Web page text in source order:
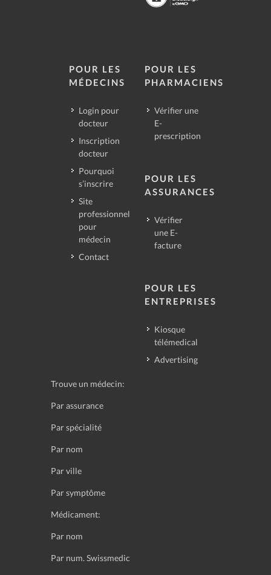
POUR LES
MÉDECINS
Login pour
docteur
Inscription
docteur
Pourquoi
s’inscrire
Site
professionnel
pour
médecin
Contact
POUR LES
PHARMACIENS
Vérifier une
E-
prescription
POUR LES
ASSURANCES
Vérifier
une E-
facture
POUR LES
ENTREPRISES
Kiosque
télémedical
Advertising
Trouve un médecin:
Par assurance
Par spécialité
Par nom
Par ville
Par symptôme
Médicament:
Par nom
Par num. Swissmedic